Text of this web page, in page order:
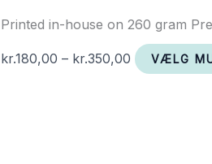
Printed in-house on 260 gram
kr.180,00 – kr.350,00 VÆLG